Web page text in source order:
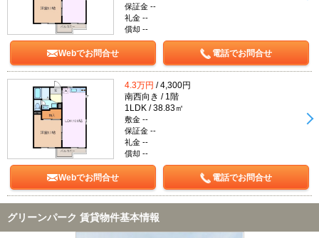
保証金 --
礼金 --
償却 --
Webでお問合せ 電話でお問合せ
4.3万円 / 4,300円
南西向き / 1階
1LDK / 38.83㎡
敷金 --
保証金 --
礼金 --
償却 --
Webでお問合せ 電話でお問合せ
グリーンパーク 賃貸物件基本情報